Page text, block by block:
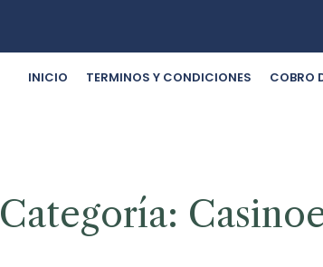
INICIO TERMINOS Y CONDICIONES COBRO
Categoría: